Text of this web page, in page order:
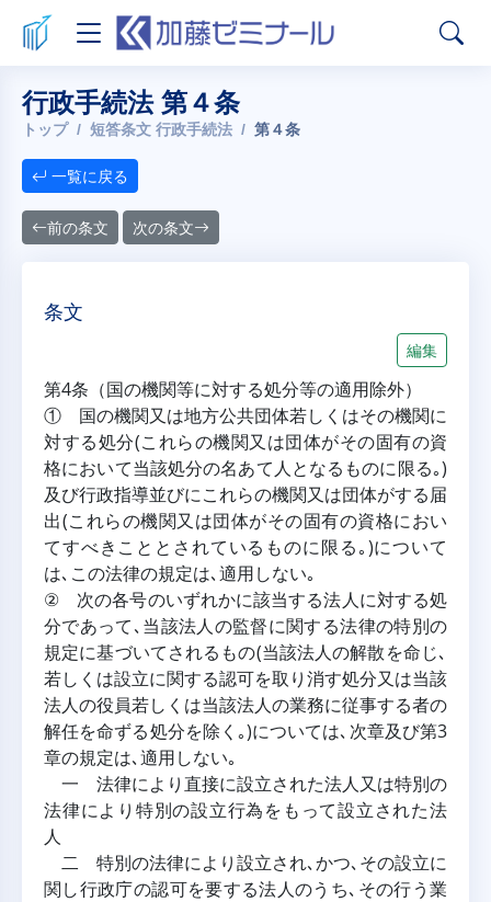
行政手続法 第４条
トップ 短答条文 行政手続法 第４条
一覧に戻る
前の条文 次の条文
条文
編集
第4条（国の機関等に対する処分等の適用除外）
① 国の機関又は地方公共団体若しくはその機関に
対する処分(これらの機関又は団体がその固有の資
格において当該処分の名あて人となるものに限る｡)
及び行政指導並びにこれらの機関又は団体がする届
出(これらの機関又は団体がその固有の資格におい
てすべきこととされているものに限る｡)について
は､この法律の規定は､適用しない｡
② 次の各号のいずれかに該当する法人に対する処
分であって､当該法人の監督に関する法律の特別の
規定に基づいてされるもの(当該法人の解散を命じ､
若しくは設立に関する認可を取り消す処分又は当該
法人の役員若しくは当該法人の業務に従事する者の
解任を命ずる処分を除く｡)については､次章及び第3
章の規定は､適用しない｡
一 法律により直接に設立された法人又は特別の
法律により特別の設立行為をもって設立された法
人
二 特別の法律により設立され､かつ､その設立に
関し行政庁の認可を要する法人のうち､その行う業